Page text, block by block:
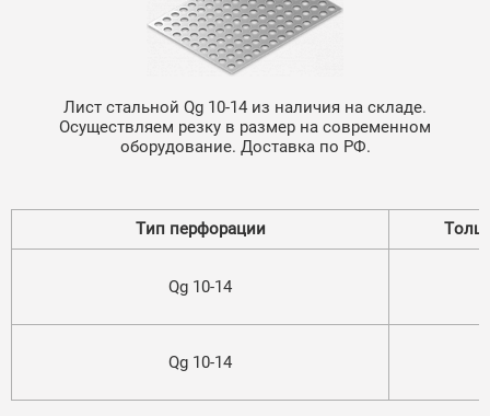
Лист стальной Qg 10-14 из наличия на складе.
Осуществляем резку в размер на современном
оборудование. Доставка по РФ.
Тип перфорации
Qg 10-14
Qg 10-14